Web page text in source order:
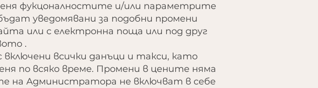
фукцоналностите и/или параметрите
уведомявани за подобни промени
или с електронна поща или под друг
.
включени всички данъци и такси, като
по всяко време. Промени в цените няма
на Администратора не включват в себе